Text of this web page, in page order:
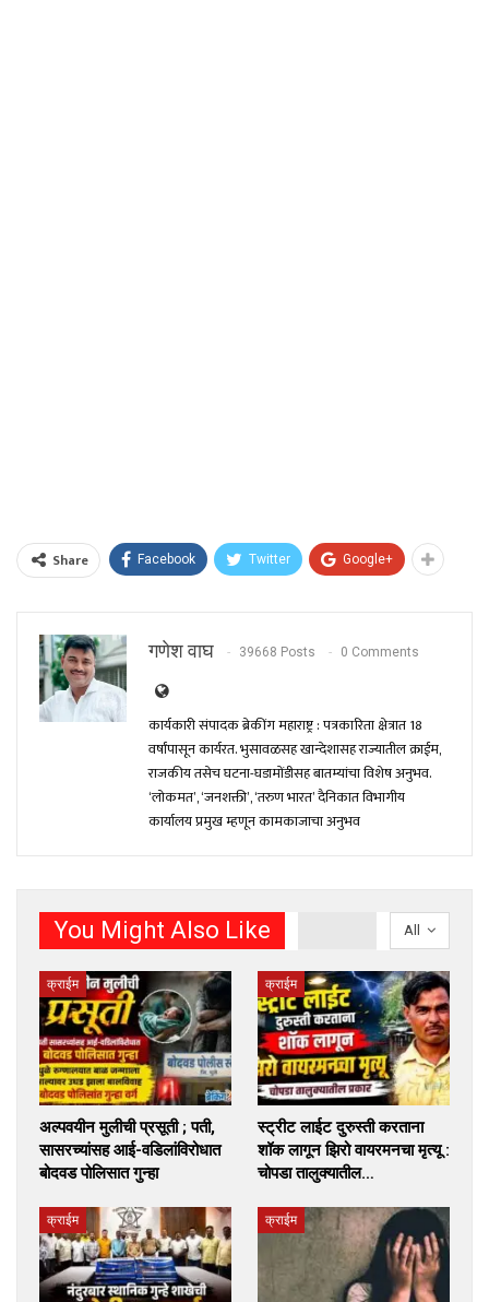
Share Facebook Twitter Google+
गणेश वाघ 39668 Posts 0 Comments
कार्यकारी संपादक ब्रेकींग महाराष्ट्र : पत्रकारिता क्षेत्रात 18
वर्षांपासून कार्यरत. भुसावळसह खान्देशासह राज्यातील क्राईम,
राजकीय तसेच घटना-घडामोंडीसह बातम्यांचा विशेष अनुभव.
‘लोकमत’, ‘जनशक्ती’, ‘तरुण भारत’ दैनिकात विभागीय
कार्यालय प्रमुख म्हणून कामकाजाचा अनुभव
All
You Might Also Like
क्राईम
अल्पवयीन मुलीची प्रसूती ; पती,
सासरच्यांसह आई-वडिलांविरोधात
बोदवड पोलिसात गुन्हा
क्राईम
स्ट्रीट लाईट दुरुस्ती करताना
शॉक लागून झिरो वायरमनचा मृत्यू :
चोपडा तालुक्यातील…
क्राईम क्राईम